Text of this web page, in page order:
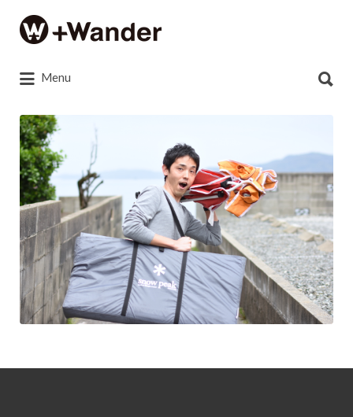
Search
for:
Menu
for:
bb7b6d0dc4e1b3b1389e519b30cffcb8